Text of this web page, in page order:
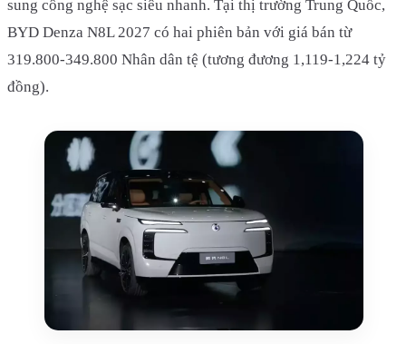
sung công nghệ sạc siêu nhanh. Tại thị trường Trung Quốc,
BYD Denza N8L 2027 có hai phiên bản với giá bán từ
319.800-349.800 Nhân dân tệ (tương đương 1,119-1,224 tỷ
đồng).